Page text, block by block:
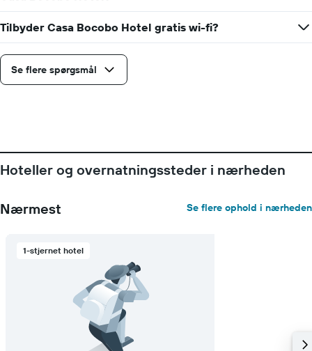
viser
gennemsnitlige
pris
for
et
værelse
Tilbyder Casa Bocobo Hotel gratis wi-fi?
Se flere spørgsmål
Hoteller og overnatningssteder i nærheden
Nærmest Se flere ophold i nærheden
1-stjernet hotel